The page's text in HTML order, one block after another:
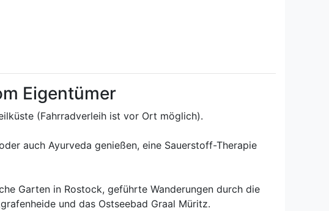
Eigentümer
(Fahrradverleih ist vor Ort möglich).
auch Ayurveda genießen, eine Sauerstoff-Therapie
Garten in Rostock, geführte Wanderungen durch die
und das Ostseebad Graal Müritz.